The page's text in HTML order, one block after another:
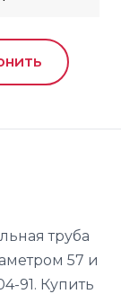
труба
57 и
91. Купить